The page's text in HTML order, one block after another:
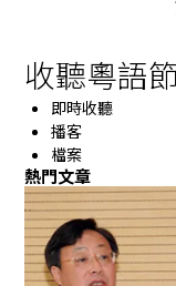
收聽粵語
即時收聽
播客
檔案
熱門文章